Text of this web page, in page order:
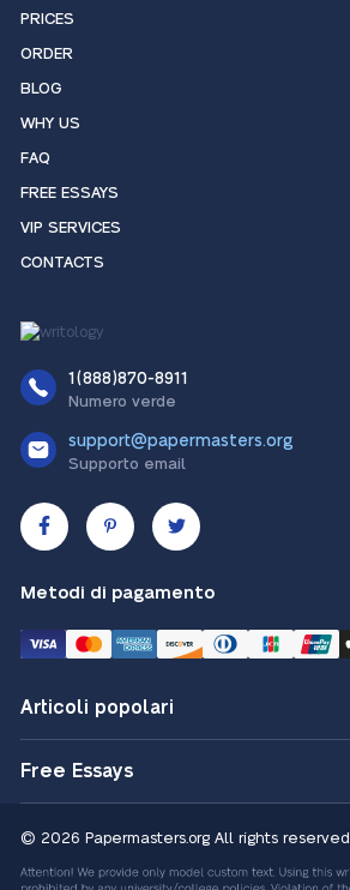
PRICES
ORDER
BLOG
WHY US
FAQ
FREE ESSAYS
VIP SERVICES
CONTACTS
1(888)870-8911
Numero verde
support@papermasters.org
Supporto email
Metodi di pagamento
Articoli popolari
Free Essays
© 2026 Papermasters.org All rights reserved.